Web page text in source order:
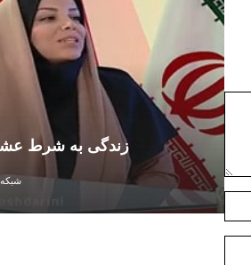
زندگی به شرط
شبکه